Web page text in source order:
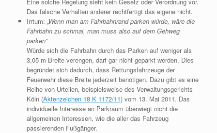
Das falsche Verhalten anderer rechtfertigt das eigene nicht.
Irrtum: „Wenn man am Fahrbahnrand parken würde, wäre die
Fahrbahn zu schmal, man muss also auf dem Gehweg
parken“
Würde sich die Fahrbahn durch das Parken auf weniger als
3,05 m Breite verengen, darf gar nicht geparkt werden. Dies
begründet sich dadurch, dass Rettungsfahrzeuge der
Feuerwehr diese Breite jederzeit benötigen. Dazu gibt es eine
Reihe von Urteilen, beispielsweise des Verwaltungsgerichts
Köln (Aktenzeichen 18 K 1172/11) vom 13. Mai 2011. Das
individuelle Interesse an Parkraum überwiegt nicht die
allgemeinen Interessen, wie die aller das Fahrzeug
passierenden Fußgänger.